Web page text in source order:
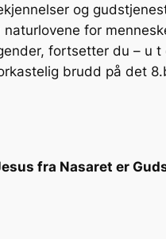
og
for
fortsetter du –
brudd på det
fra Nasaret er